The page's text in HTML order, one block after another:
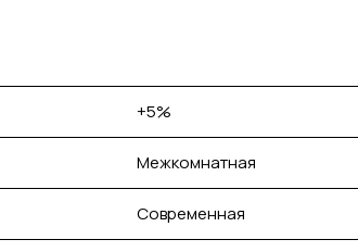
+5%
Межкомнатная
Современная